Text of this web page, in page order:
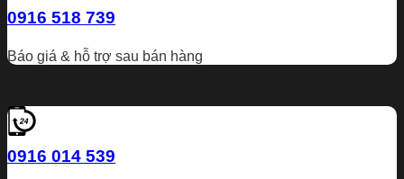
0916 518 739
Báo giá & hỗ trợ sau bán hàng
0916 014 539